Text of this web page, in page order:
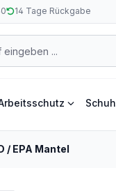
14 Tage Rückgabe
/ EPA Mantel